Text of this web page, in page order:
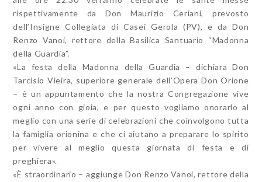
rispettivamente da Don Maurizio Ceriani, prevosto
dell’Insigne Collegiata di Casei Gerola (PV), e da Don
Renzo Vanoi, rettore della Basilica Santuario “Madonna
della Guardia”.
«La festa della Madonna della Guardia – dichiara Don
Tarcisio Vieira, superiore generale dell’Opera Don Orione
– è un appuntamento che la nostra Congregazione vive
ogni anno con gioia, e per questo vogliamo onorarlo al
meglio con una serie di celebrazioni che coinvolgono tutta
la famiglia orionina e che ci aiutano a preparare lo spirito
per vivere al meglio questa giornata di festa e di
preghiera».
«È straordinario – aggiunge Don Renzo Vanoi, rettore della